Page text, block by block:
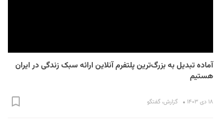
آماده تبدیل به بزرگ‌ترین پلتفرم آنلاین ارائه سبک زندگی در ایران
هستیم
۱۸ دی ۱۴۰۳ گزارش، گفتگو